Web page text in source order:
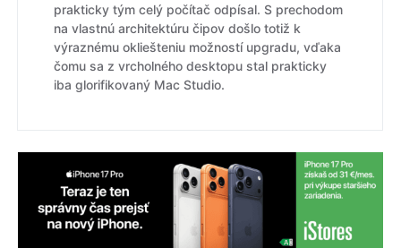
prakticky tým celý počítač odpísal. S prechodom
na vlastnú architektúru čipov došlo totiž k
výraznému okliešteniu možností upgradu, vďaka
čomu sa z vrcholného desktopu stal prakticky
iba glorifikovaný Mac Studio.